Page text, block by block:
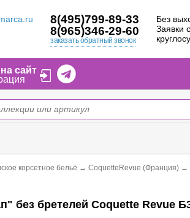
8(495)799-89-33
8(965)346-29-60
заказать обратный звонок
Без
Заявки
сайт
корсетное бельё → CoquetteRevue (Франция) →
без бретелей Coquette Revue